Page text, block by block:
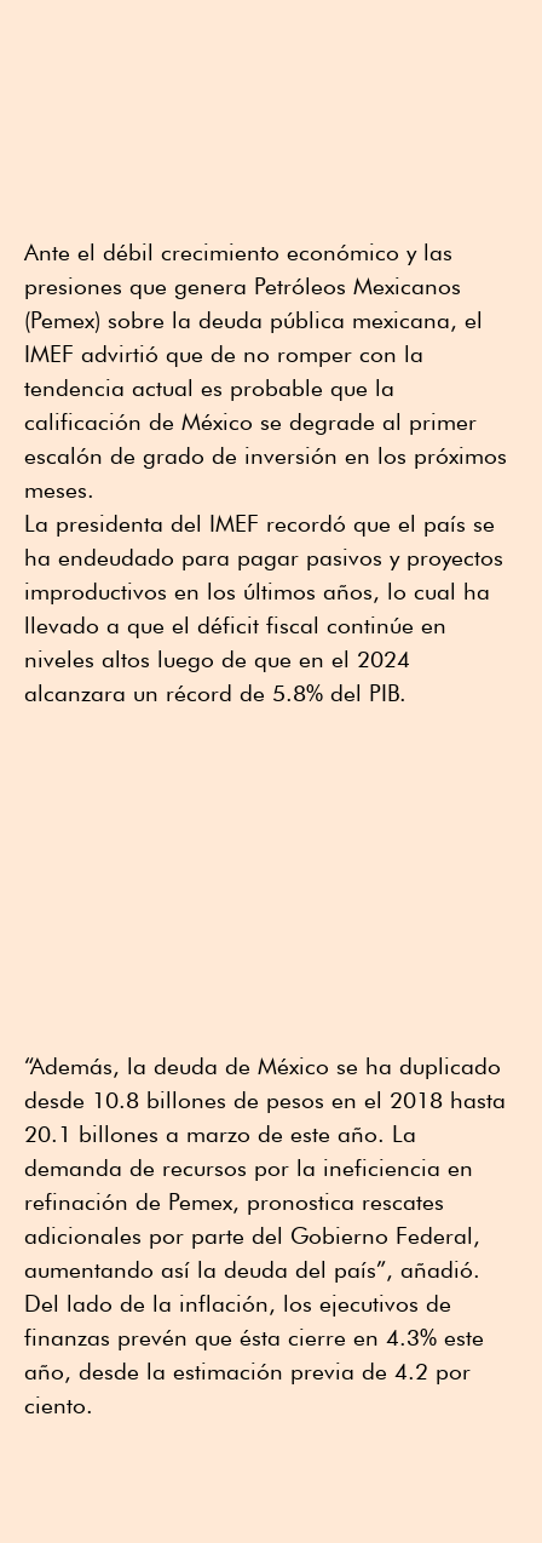
Ante el débil crecimiento económico y las
presiones que genera Petróleos Mexicanos
(Pemex) sobre la deuda pública mexicana, el
IMEF advirtió que de no romper con la
tendencia actual es probable que la
calificación de México se degrade al primer
escalón de grado de inversión en los próximos
meses.
La presidenta del IMEF recordó que el país se
ha endeudado para pagar pasivos y proyectos
improductivos en los últimos años, lo cual ha
llevado a que el déficit fiscal continúe en
niveles altos luego de que en el 2024
alcanzara un récord de 5.8% del PIB.
“Además, la deuda de México se ha duplicado
desde 10.8 billones de pesos en el 2018 hasta
20.1 billones a marzo de este año. La
demanda de recursos por la ineficiencia en
refinación de Pemex, pronostica rescates
adicionales por parte del Gobierno Federal,
aumentando así la deuda del país”, añadió.
Del lado de la inflación, los ejecutivos de
finanzas prevén que ésta cierre en 4.3% este
año, desde la estimación previa de 4.2 por
ciento.